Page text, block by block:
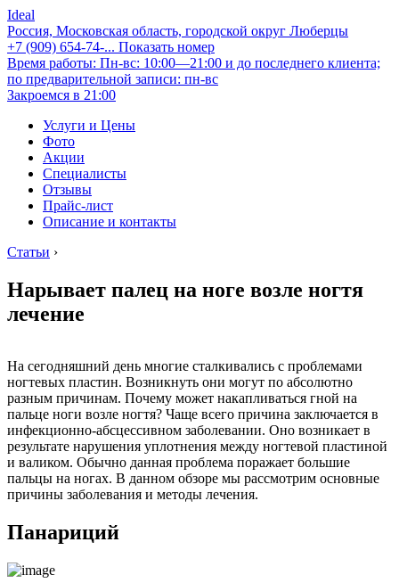
Ideal
Россия, Московская область, городской округ Люберцы
+7 (909) 654-74-... Показать номер
Время работы: Пн-вс: 10:00—21:00 и до последнего клиента;
по предварительной записи: пн-вс
Закроемся в 21:00
Услуги и Цены
Фото
Акции
Специалисты
Отзывы
Прайс-лист
Описание и контакты
Статьи ›
Нарывает палец на ноге возле ногтя
лечение
На сегодняшний день многие сталкивались с проблемами
ногтевых пластин. Возникнуть они могут по абсолютно
разным причинам. Почему может накапливаться гной на
пальце ноги возле ногтя? Чаще всего причина заключается в
инфекционно-абсцессивном заболевании. Оно возникает в
результате нарушения уплотнения между ногтевой пластиной
и валиком. Обычно данная проблема поражает большие
пальцы на ногах. В данном обзоре мы рассмотрим основные
причины заболевания и методы лечения.
Панариций